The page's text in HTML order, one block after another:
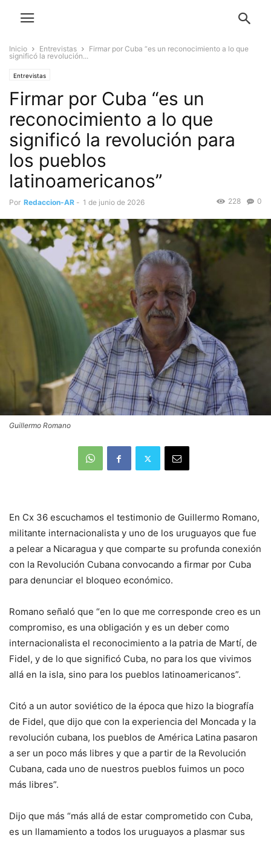
Inicio Entrevistas
Firmar por Cuba “es un reconocimiento a lo que
significó la revolución...
Entrevistas
Firmar por Cuba “es un
reconocimiento a lo que
significó la revolución para
los pueblos
latinoamericanos”
Por Redaccion-AR - 1 de junio de 2026 0
228
Guillermo Romano
En Cx 36 escuchamos el testimonio de Guillermo Romano,
militante internacionalista y uno de los uruguayos que fue
a pelear a Nicaragua y que comparte su profunda conexión
con la Revolución Cubana convocando a firmar por Cuba
para denunciar el bloqueo económico.
Romano señaló que “en lo que me corresponde creo es un
compromiso, es una obligación y es un deber como
internacionalista el reconocimiento a la patria de Martí, de
Fidel, y de lo que significó Cuba, no para los que vivimos
allá en la isla, sino para los pueblos latinoamericanos”.
Citó a un autor soviético de la época que hizo la biografía
de Fidel, que dijo que con la experiencia del Moncada y la
revolución cubana, los pueblos de América Latina pasaron
a ser un poco más libres y que a partir de la Revolución
Cubana, cada uno de nuestros pueblos fuimos un poco
más libres”.
Dijo que más “más allá de estar comprometido con Cuba,
es un llamamiento a todos los uruguayos a plasmar sus